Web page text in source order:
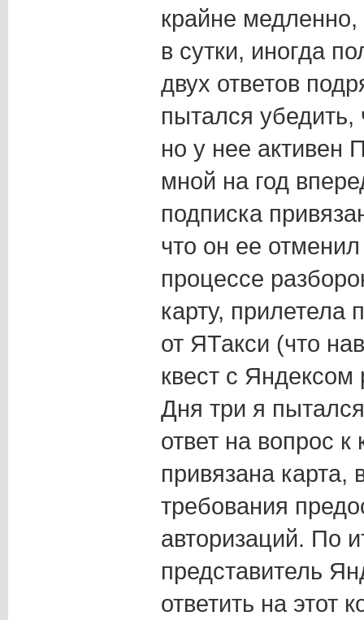
крайне
в сутки, иногда
двух ответов
пытался убедить,
но у нее активен
мной на год
подписка
что он ее
процессе
карту, прилетела
от ЯТакси (что
квест с
Дня три я
ответ на вопрос к
привязана карта,
требования
авторизаций. По
представитель
ответить на этот